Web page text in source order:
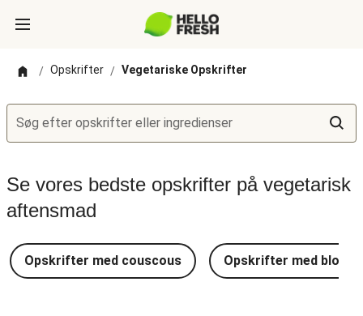
/ Opskrifter / Vegetariske Opskrifter
Søg efter opskrifter eller ingredienser
Se vores bedste opskrifter på vegetarisk
aftensmad
Opskrifter med couscous Opskrifter med